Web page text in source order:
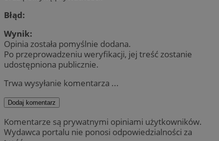
Błąd:
Wynik:
Opinia została pomyślnie dodana.
Po przeprowadzeniu weryfikacji, jej treść zostanie
udostępniona publicznie.
Trwa wysyłanie komentarza ...
Dodaj komentarz
Komentarze są prywatnymi opiniami użytkowników.
Wydawca portalu nie ponosi odpowiedzialności za